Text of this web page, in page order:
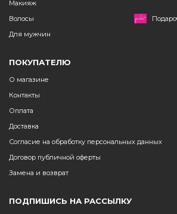
Макияж
Волосы
Для мужчин
ПОКУПАТЕЛЮ
О магазине
Контакты
Оплата
Доставка
Согласие на обработку персональных данных
Договор публичной оферты
Замена и возврат
ПОДПИШИСЬ НА РАССЫЛКУ